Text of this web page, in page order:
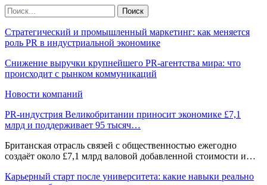
Стратегический и промышленный маркетинг: как меняется
роль PR в индустриальной экономике
Снижение выручки крупнейшего PR-агентства мира: что
происходит с рынком коммуникаций
Новости компаний
PR-индустрия Великобритании приносит экономике £7,1
млрд и поддерживает 95 тысяч…
Британская отрасль связей с общественностью ежегодно
создаёт около £7,1 млрд валовой добавленной стоимости и…
Карьерный старт после университета: какие навыки реально